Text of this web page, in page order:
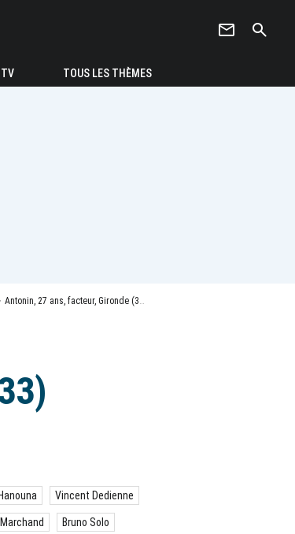
newsletter search
TV TOUS LES THÈMES
Antonin, 27 ans, facteur, Gironde (33) - Photo
Vincent Dedienne
Bruno Solo